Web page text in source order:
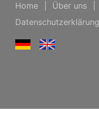
Home Über uns
Datenschutzerklärung